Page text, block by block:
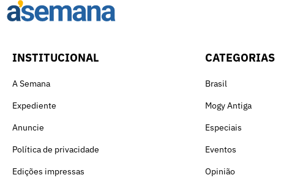
INSTITUCIONAL
A Semana
Expediente
Anuncie
Política de privacidade
Edições impressas
CATEGORIAS
Brasil
Mogy Antiga
Especiais
Eventos
Opinião